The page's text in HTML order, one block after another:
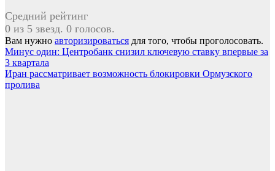
Средний рейтинг
0 из 5 звезд. 0 голосов.
Вам нужно авторизироваться для того, чтобы проголосовать.
Навигация
по
записям
Минус один: Центробанк снизил ключевую ставку впервые за
3 квартала
Иран рассматривает возможность блокировки Ормузского
пролива